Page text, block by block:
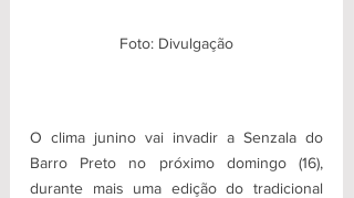
Foto: Divulgação
O clima junino vai invadir a Senzala do
Barro Preto no próximo domingo (16),
durante mais uma edição do tradicional